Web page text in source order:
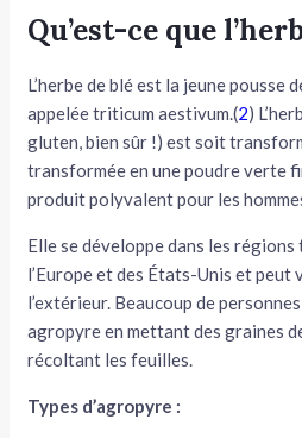
Qu’est-ce que
L’herbe de blé est la jeune pousse
appelée triticum aestivum.(2)
gluten, bien sûr !) est soit
transformée en une poudre verte
produit polyvalent pour les
Elle se développe dans les
l’Europe et des États-Unis et peut
l’extérieur. Beaucoup de
agropyre en mettant des graines
récoltant les feuilles.
Types d’agropyre :